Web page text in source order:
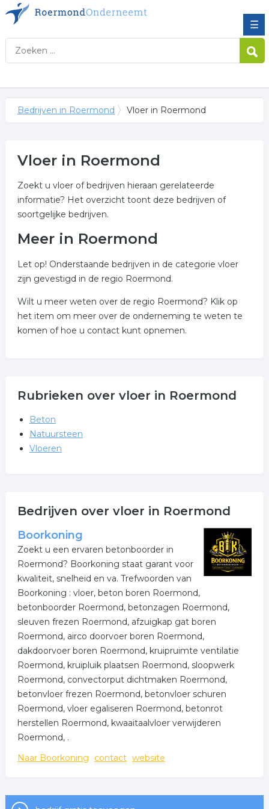
☰
Bedrijven in Roermond Vloer in Roermond
Vloer in Roermond
Zoekt u vloer of bedrijven hieraan gerelateerde
informatie? Het overzicht toont deze bedrijven of
soortgelijke bedrijven.
Meer in Roermond
Let op! Onderstaande bedrijven in de categorie vloer
zijn gevestigd in de regio Roermond.
Wilt u meer weten over de regio Roermond? Klik op
het item om meer over de onderneming te weten te
komen of hoe u contact kunt opnemen.
Rubrieken over vloer in Roermond
Beton
Natuursteen
Vloeren
Bedrijven over vloer in Roermond
Boorkoning
Zoekt u een ervaren betonboorder in
Roermond? Boorkoning staat garant voor
kwaliteit, snelheid en va. Trefwoorden van
Boorkoning : vloer, beton boren Roermond,
betonboorder Roermond, betonzagen Roermond,
sleuven frezen Roermond, afzuigkap gat boren
Roermond, airco doorvoer boren Roermond,
dakdoorvoer boren Roermond, kruipruimte ventilatie
Roermond, kruipluik plaatsen Roermond, sloopwerk
Roermond, convectorput dichtmaken Roermond,
betonvloer frezen Roermond, betonvloer schuren
Roermond, vloer egaliseren Roermond, betonrot
herstellen Roermond, kwaaitaalvloer verwijderen
Roermond, .
Naar Boorkoning
contact website